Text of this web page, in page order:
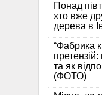
Понад
хто вже
дерева в
“Фабрика
та як
(ФОТО)